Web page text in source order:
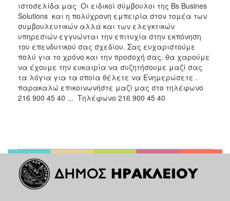
ιστοσελίδα μας Οι ειδικοί σύμβουλοι της Bs Busines
Solutions ​ και η πολύχρονη εμπειρία στον τομέα των
συμβουλευτικών αλλά και των ελεγκτικών
υπηρεσιών εγγυώνται την επιτυχία στην εκπόνηση
του επενδυτικού σας σχεδίου. Σας ευχαριστούμε
πολύ για το χρόνο και την προσοχή σας. θα χαρούμε
να έχουμε την ευκαιρία να συζητήσουμε μαζί σας
τα λόγια για τα οποία θέλετε να Ενημερώσετε .
παρακαλώ επικοινωνήστε μαζί μας στο τηλέφωνο
216 900 45 40 ... ​ Τηλέφωνο 216 900 45 40 ‌ ‌ ‌ ‌ ‌ ‌ ‌ ‌